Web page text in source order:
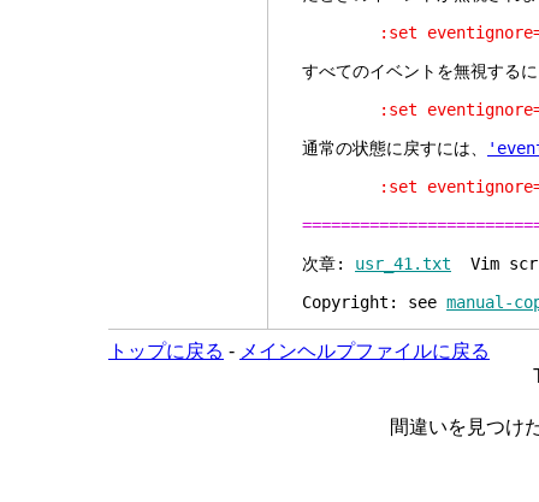
:set
すべてのイベントを無視する
:set
通常の状態に戻すには、
:set
次章: usr_41.txt Vim
Copyright: see manual-
トップに戻る - メインヘルプファイルに戻る
間違いを見つけ